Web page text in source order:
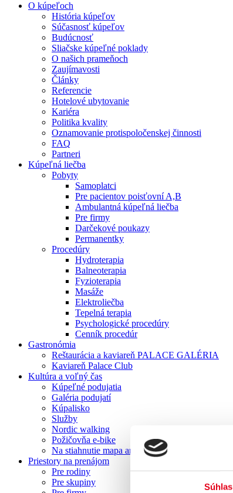
Súhlas
O kúpeľoch
História kúpeľov
Súčasnosť kúpeľov
Budúcnosť
Sliačske kúpeľné poklady
O našich prameňoch
Zaujímavosti
Články
Referencie
Hotelové ubytovanie
Kariéra
Politika kvality
Oznamovanie protispoločenskej činnosti
FAQ
Partneri
Kúpeľná liečba
Pobyty
Samoplatci
Pre pacientov poisťovní A,B
Ambulantná kúpeľná liečba
Pre firmy
Darčekové poukazy
Permanentky
Procedúry
Hydroterapia
Balneoterapia
Fyzioterapia
Masáže
Elektroliečba
Tepelná terapia
Psychologické procedúry
Cenník procedúr
Gastronómia
Reštaurácia a kaviareň PALACE GALÉRIA
Kaviareň Palace Club
Kultúra a voľný čas
Kúpeľné podujatia
Galéria podujatí
Kúpalisko
Služby
Nordic walking
Požičovňa e-bike
Na stiahnutie mapa areálu
Priestory na prenájom
Pre rodiny
Pre skupiny